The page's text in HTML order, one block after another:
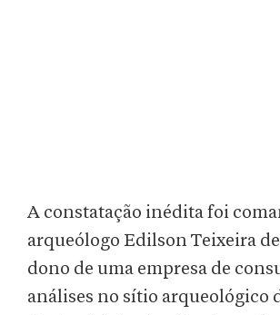
A constatação inédita foi
arqueólogo Edilson Teixeira de
dono de uma empresa de
análises no sítio arqueológico